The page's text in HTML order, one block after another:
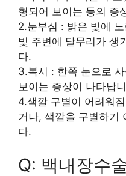
형되어 보이는 등의 증
2.눈부심 : 밝은 빛에
빛 주변에 달무리가 생
다.
3.복시 : 한쪽 눈으로
보이는 증상이 나타납
4.색깔 구별이 어려워
거나, 색깔을 구별하기
다.
Q: 백내장수